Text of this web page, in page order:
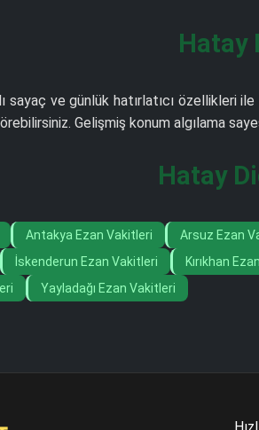
Hatay
sayaç ve günlük hatırlatıcı özellikleri
Gelişmiş konum algılama
Hatay
Antakya Ezan Vakitleri Arsuz Ezan
İskenderun Ezan Vakitleri Kırıkhan
Yayladağı Ezan Vakitleri